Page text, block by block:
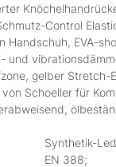
Control
Handschuh, EVA-
und
gelber Stretch-
von Schoeller für
Synthetik-
EN 388;